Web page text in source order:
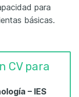
para
básicas.
CV para
– IES